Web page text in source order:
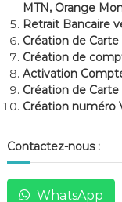
MTN, Orange
Retrait Bancaire
Création de Carte
Création de
Activation
Création de
Création numéro
Contactez-nous :
WhatsApp